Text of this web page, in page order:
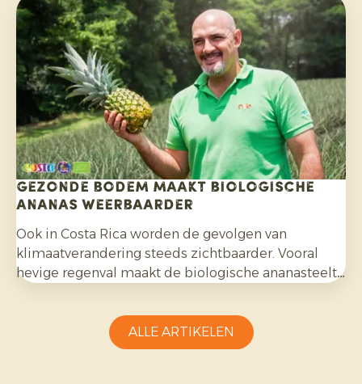
bereidden we samen de komende maanden voor.
Gezonde bodem maakt biologische
ananas weerbaarder
Ook in Costa Rica worden de gevolgen van
klimaatverandering steeds zichtbaarder. Vooral
hevige regenval maakt de biologische ananasteelt
ALLE ARTIKELEN